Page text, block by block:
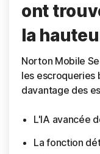
ont
la
Norton Mobile
les escroqueries
davantage des
L'IA avancée
La fonction